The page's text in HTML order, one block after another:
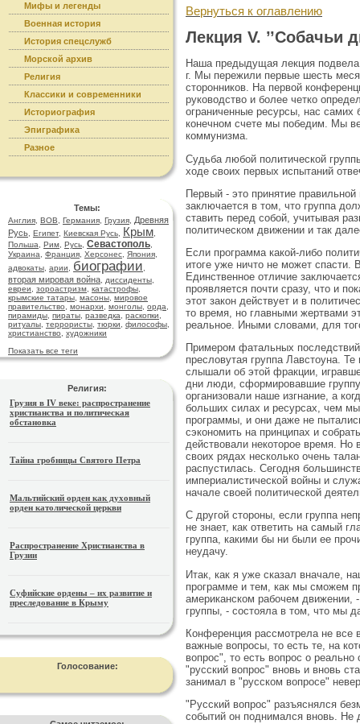
Мифы и легенды
Военная история
История спецслужб
Морской архив
Религия
Классики и современники
Историография
Эпиграфика
Разное
Темы:
Англия ВОВ Германия Грузия
Древняя
Русь Египет, Киевская Русь Крым
Польша
Рим Русь Севастополь
Украина
Франция Херсонес Япония
адвокаты арии биографии
вторая мировая война диссиденты
евреи
зороастризм катастрофы
крымские татары масоны мировое
правительство
монархи монголы орда
пирамиды пираты разведка раскопки
ритуалы террористы тюрки философы
христианство
художники
Показать все теги
Религия:
Грузия в IV веке: распространение
христианства и политическая
обстановка
Тайна гробницы Святого Петра
Мальтийский орден как духовный
орден католической церкви
Распространение Христианства в
Грузии
Суфийские ордены – их развитие и
преследование в Крыму
Голосование:
Вернуться к оглавлению
Лекция V. ’’Собачьи
Наша предыдущая лекция
г. Мы пережили первые шесть
сторонников. На первой
руководство и более четко
ограниченные ресурсы, нас
конечном счете мы победим. Мы
коммунизма.
Судьба любой политической
ходе своих первых испытаний
Первый - это принятие
заключается в том, что группа
ставить перед собой, учитывая
политическом движении и так
Если программа какой-либо
итоге уже ничто не может
Единственное отличие
проявляется почти сразу, что и
этот закон действует и в
то время, но главными жертвами
реальное. Иными словами, для
Примером фатальных
пресловутая группа Лавстоуна.
слышали об этой фракции,
дни люди, сформировавшие
организовали наше изгнание, а
больших силах и ресурсах, чем
программы, и они даже не
сэкономить на принципах и
действовали некоторое время. Но
своих рядах несколько очень
распустилась. Сегодня
империалистической войны и
начале своей политической
С другой стороны, если группа
не знает, как ответить на самый
группа, какими бы ни были ее
неудачу.
Итак, как я уже сказал вначале,
программе и тем, как мы сможем
американском рабочем движении,
группы, - состояла в том, что мы
Конференция рассмотрела не все
важные вопросы, то есть те, на
вопрос", то есть вопрос о
"русский вопрос" вновь и вновь
занимал в "русском вопросе"
"Русский вопрос" разъяснялся
событий он поднимался вновь. Не